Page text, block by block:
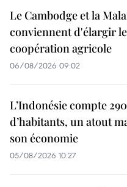
Le Cambodge et la
conviennent d'élargir
coopération agricole
06/08/2026 09:02
L’Indonésie compte
d’habitants, un atout
son économie
05/08/2026 10:27